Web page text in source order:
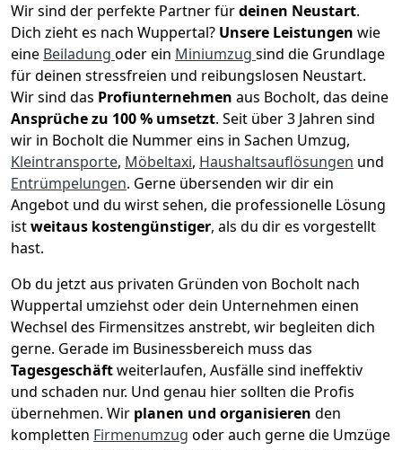
Wir sind der perfekte Partner fürdeinen Neustart.
Dich zieht es nach Wuppertal? Unsere Leistungen wie
eine Beiladung oder ein Miniumzug sind die Grundlage
für deinen stressfreien und reibungslosen Neustart.
Wir sind das Profiunternehmen aus Bocholt, das deine
Ansprüche zu 100 % umsetzt. Seit über 3 Jahren sind
wir in Bocholt die Nummer eins in Sachen Umzug,
Kleintransporte, Möbeltaxi, Haushaltsauflösungen und
Entrümpelungen. Gerne übersenden wir dir ein
Angebot und du wirst sehen, die professionelle Lösung
istweitaus kostengünstiger, als du dir es vorgestellt
hast.
Ob du jetzt aus privaten Gründen von Bocholt nach
Wuppertal umziehst oder dein Unternehmen einen
Wechsel des Firmensitzes anstrebt, wir begleiten dich
gerne. Gerade im Businessbereich muss das
Tagesgeschäftweiterlaufen, Ausfälle sind ineffektiv
und schaden nur. Und genau hier sollten die Profis
übernehmen. Wir planen und organisieren den
kompletten Firmenumzug oder auch gerne die Umzüge